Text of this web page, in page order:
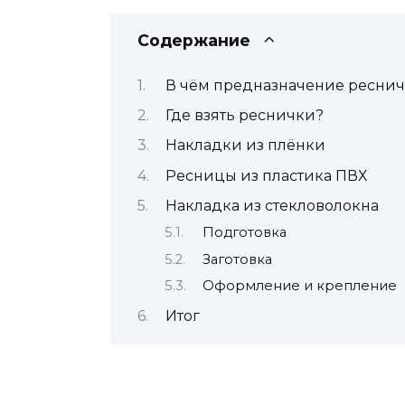
Содержание
В чём предназначение
Где взять реснички?
Накладки из плёнки
Ресницы из пластика ПВХ
Накладка из стекловолокна
Подготовка
Заготовка
Оформление и крепление
Итог